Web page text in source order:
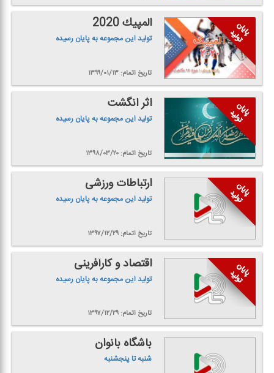
المپیك 2020
تولید این مجموعه به پایان رسیده
تاریخ اتمام: ۱۳۹۹/۰۱/۱۳
اثر انگشت
تولید این مجموعه به پایان رسیده
تاریخ اتمام: ۱۳۹۸/۰۳/۲۰
ارتباطات ورزشی
تولید این مجموعه به پایان رسیده
تاریخ اتمام: ۱۳۹۷/۱۲/۲۹
اقتصاد و كارآفرینی
تولید این مجموعه به پایان رسیده
تاریخ اتمام: ۱۳۹۷/۱۲/۲۹
باشگاه بانوان
شنبه تا پنجشنبه